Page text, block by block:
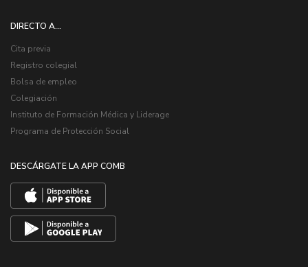
DIRECTO A...
Cita previa
Registro colegial
Bolsa de empleo
Colegiación
Instituto de Formación Médica y Liderage
Programa de Protección Social
DESCÁRGATE LA APP COMB